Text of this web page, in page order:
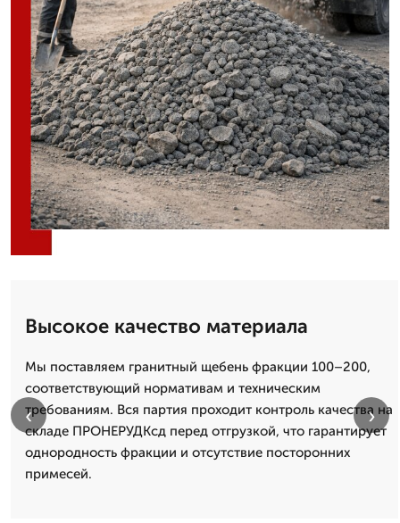
Высокое качество материала
Мы поставляем гранитный щебень фракции 100–200,
соответствующий нормативам и техническим
требованиям. Вся партия проходит контроль качества на
складе ПРОНЕРУДКсд перед отгрузкой, что гарантирует
однородность фракции и отсутствие посторонних
примесей.
‹ ›